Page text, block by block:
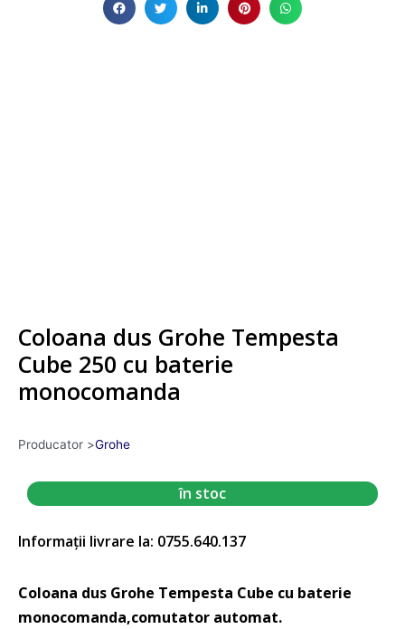
Coloana dus Grohe Tempesta
Cube 250 cu baterie
monocomanda
Producator >Grohe
în stoc
Informații livrare la: 0755.640.137
Coloana dus Grohe Tempesta Cube cu baterie
monocomanda,comutator automat.